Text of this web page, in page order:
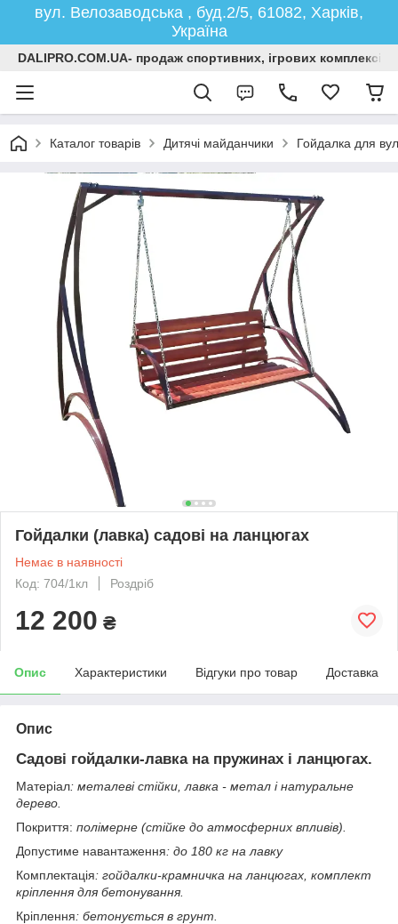
вул. Велозаводська , буд.2/5, 61082, Харків,
Україна
DALIPRO.COM.UA- продаж спортивних, ігрових
Каталог товарів Дитячі майданчики Гойдалка для
Гойдалки (лавка) садові на ланцюгах
Немає в наявності
Код: 704/1кл
Роздріб
12 200 ₴
Опис Характеристики Відгуки про товар Доставка
Опис
Садові гойдалки-лавка на пружинах і ланцюгах.
Матеріал: металеві стійки, лавка - метал і натуральне
дерево.
Покриття: полімерне (стійке до атмосферних впливів).
Допустиме навантаження: до 180 кг на лавку
Комплектація: гойдалки-крамничка на ланцюгах, комплект
кріплення для бетонування.
Кріплення: бетонується в грунт.